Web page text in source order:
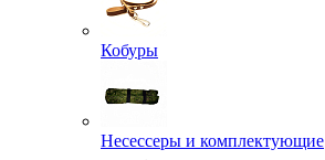
Кобуры
Несессеры и комплектующие